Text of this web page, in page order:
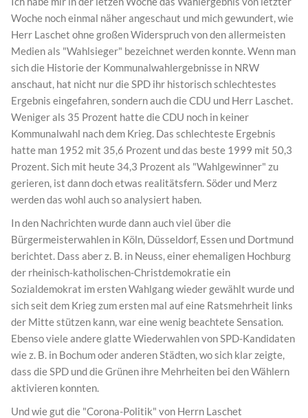
Woche noch einmal näher angeschaut und mich gewundert, wie
Herr Laschet ohne großen Widerspruch von den allermeisten
Medien als "Wahlsieger" bezeichnet werden konnte. Wenn man
sich die Historie der Kommunalwahlergebnisse in NRW
anschaut, hat nicht nur die SPD ihr historisch schlechtestes
Ergebnis eingefahren, sondern auch die CDU und Herr Laschet.
Weniger als 35 Prozent hatte die CDU noch in keiner
Kommunalwahl nach dem Krieg. Das schlechteste Ergebnis
hatte man 1952 mit 35,6 Prozent und das beste 1999 mit 50,3
Prozent. Sich mit heute 34,3 Prozent als "Wahlgewinner" zu
gerieren, ist dann doch etwas realitätsfern. Söder und Merz
werden das wohl auch so analysiert haben.
In den Nachrichten wurde dann auch viel über die
Bürgermeisterwahlen in Köln, Düsseldorf, Essen und Dortmund
berichtet. Dass aber z. B. in Neuss, einer ehemaligen Hochburg
der rheinisch-katholischen-Christdemokratie ein
Sozialdemokrat im ersten Wahlgang wieder gewählt wurde und
sich seit dem Krieg zum ersten mal auf eine Ratsmehrheit links
der Mitte stützen kann, war eine wenig beachtete Sensation.
Ebenso viele andere glatte Wiederwahlen von SPD-Kandidaten
wie z. B. in Bochum oder anderen Städten, wo sich klar zeigte,
dass die SPD und die Grünen ihre Mehrheiten bei den Wählern
aktivieren konnten.
Und wie gut die "Corona-Politik" von Herrn Laschet